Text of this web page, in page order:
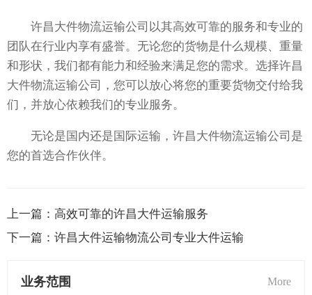
许昌大件物流运输公司以其高效可靠的服务和专业的
团队在行业内享有盛誉。无论您的货物是什么规模、重量
和形状，我们都有能力和经验来满足您的需求。选择许昌
大件物流运输公司，您可以放心将您的重要货物交付给我
们，并放心依赖我们的专业服务。
无论是国内还是国际运输，许昌大件物流运输公司是
您的首选合作伙伴。
上一篇： 高效可靠的许昌大件运输服务
下一篇： 许昌大件运输物流公司专业大件运输
业务范围 More